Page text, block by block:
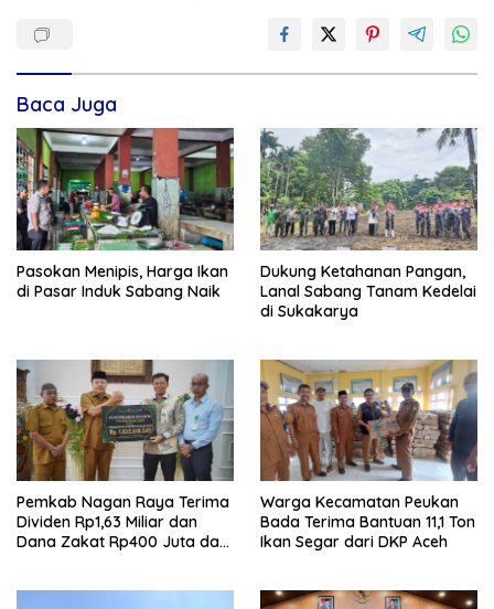
Baca Juga
Pasokan Menipis, Harga Ikan
di Pasar Induk Sabang Naik
Dukung Ketahanan Pangan,
Lanal Sabang Tanam Kedelai
di Sukakarya
Pemkab Nagan Raya Terima
Dividen Rp1,63 Miliar dan
Dana Zakat Rp400 Juta dari
Warga Kecamatan Peukan
Bada Terima Bantuan 11,1 Ton
Ikan Segar dari DKP Aceh